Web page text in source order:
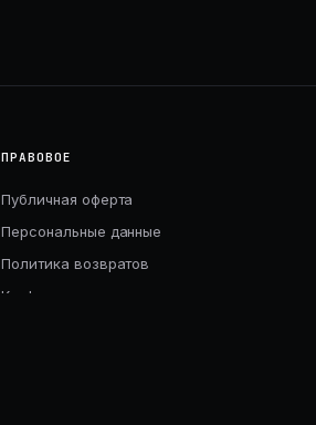
ПРАВОВОЕ
Публичная оферта
Персональные данные
Политика возвратов
Конфиденциальность